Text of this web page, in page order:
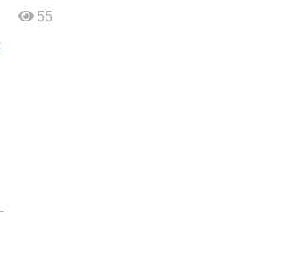
55